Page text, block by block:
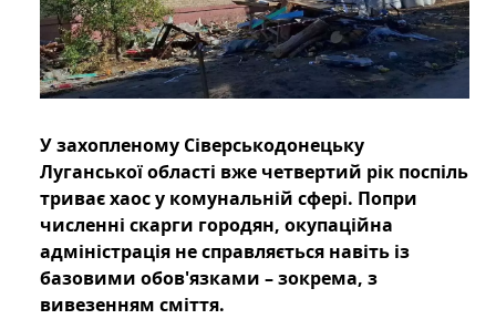
У захопленому Сіверськодонецьку
Луганської області вже четвертий рік поспіль
триває хаос у комунальній сфері. Попри
численні скарги городян, окупаційна
адміністрація не справляється навіть із
базовими обов'язками – зокрема, з
вивезенням сміття.